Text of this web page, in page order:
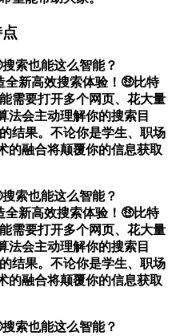
索也能这么智能？
全新高效搜索体验！🤑比特
需要打开多个网页、花大量
法会主动理解你的搜索目
结果。不论你是学生、职场
的融合将颠覆你的信息获取
索也能这么智能？
全新高效搜索体验！🤑比特
需要打开多个网页、花大量
法会主动理解你的搜索目
结果。不论你是学生、职场
的融合将颠覆你的信息获取
索也能这么智能？